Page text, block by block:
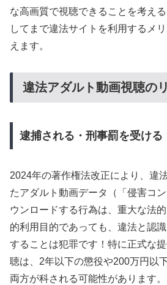
な高画質で視聴できることを考え
してまで違法サイトを利用するメ
えます。
違法アダルト動画視聴の
逮捕される・刑事罰を受ける
2024年の著作権法改正により、違
たアダルト動画データ（「侵害コ
ウンロードする行為は、重大な法
的利用目的であっても、違法と認
することは犯罪です！特に正式な
聴は、2年以下の懲役や200万円以
両方が科される可能性があります。